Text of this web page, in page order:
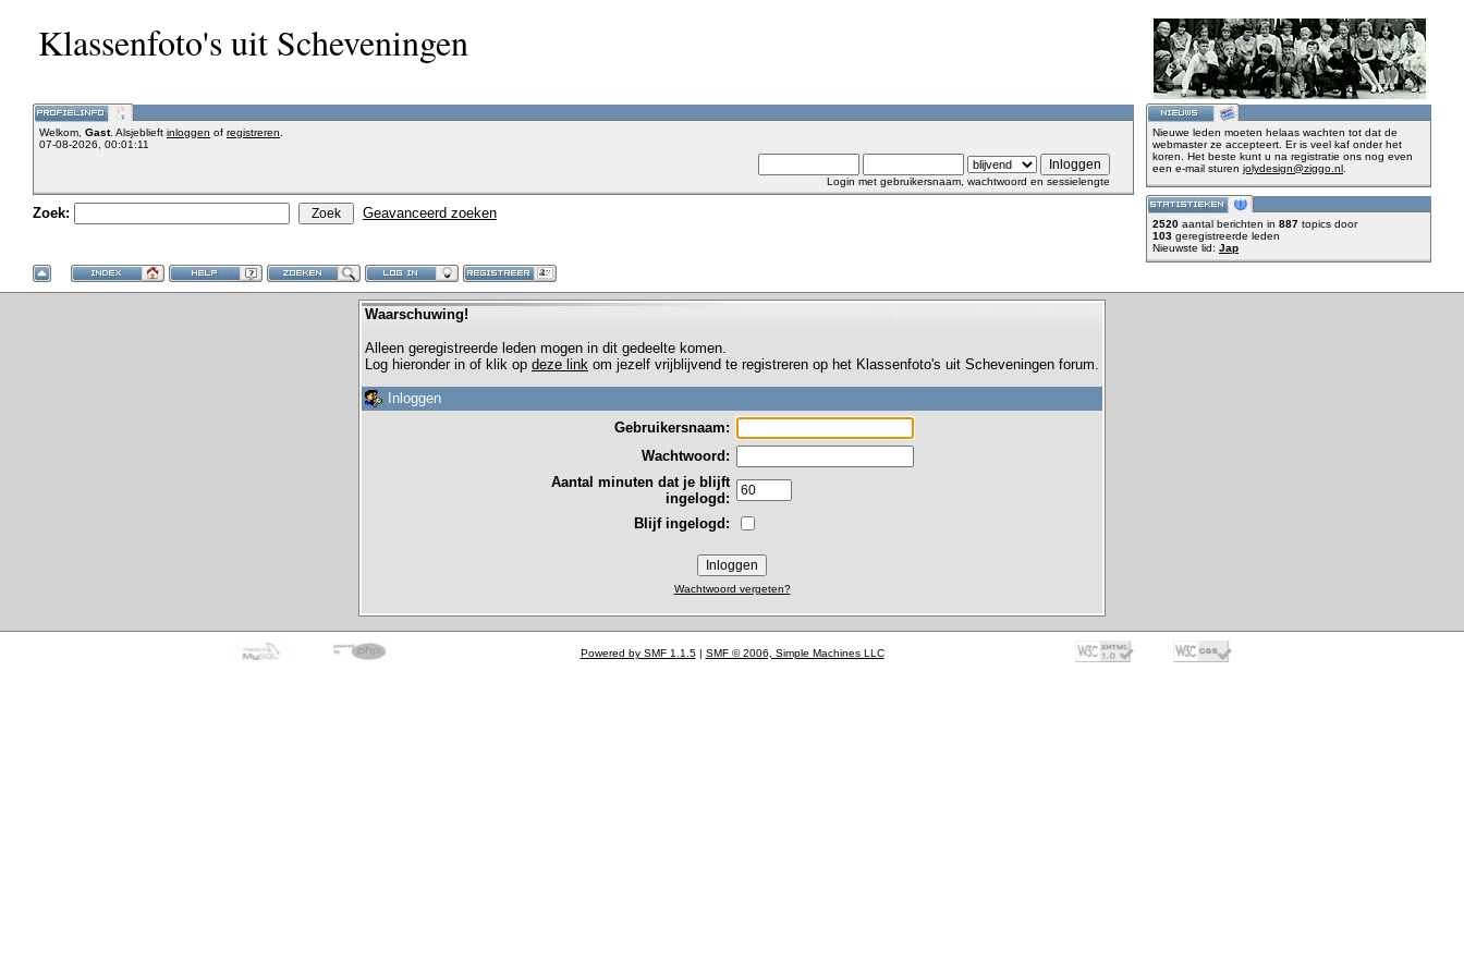
Klassenfoto's uit Scheveningen
Welkom, Gast. Alsjeblieft inloggen of registreren
07-08-2026, 00:01:11
Login met gebruikersnaam, wachtwoord en sessielengte
Zoek: Geavanceerd zoeken
Nieuwe leden moeten helaas wachten tot dat de
webmaster ze accepteert. Er is veel kaf onder het
koren. Het beste kunt u na registratie ons nog even
een e-mail sturen jolydesign@ziggo.nl
2520 aantal berichten in 887 topics door
103 geregistreerde leden
Nieuwste lid: Jap
Waarschuwing!
Alleen geregistreerde leden mogen in dit gedeelte komen.
Log hieronder in of klik op deze link om jezelf vrijblijvend te registreren op het Klassenfoto's uit Scheveningen forum.
Inloggen
Gebruikersnaam:
Wachtwoord:
Aantal minuten dat je blijft
ingelogd:
Blijf ingelogd:
Wachtwoord vergeten?
Powered by SMF 1.1.5| SMF © 2006, Simple Machines LLC